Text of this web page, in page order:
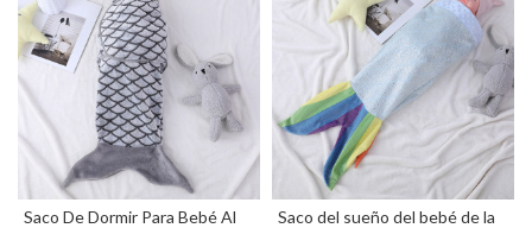
Saco De Dormir Para Bebé Al
Saco del sueño del bebé de la